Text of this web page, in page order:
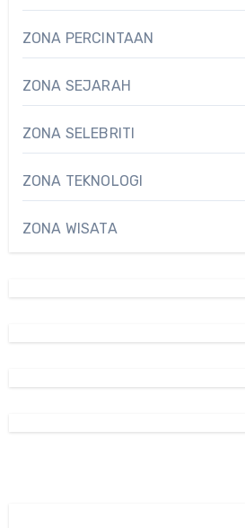
ZONA PERCINTAAN
ZONA SEJARAH
ZONA SELEBRITI
ZONA TEKNOLOGI
ZONA WISATA